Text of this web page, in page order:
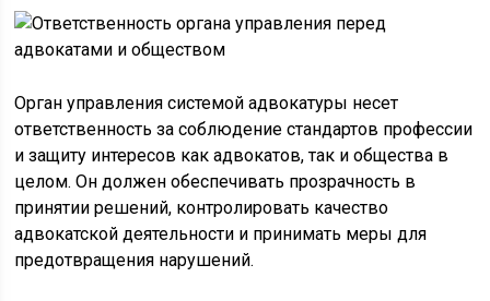
Орган управления системой адвокатуры несет
ответственность за соблюдение стандартов профессии
и защиту интересов как адвокатов, так и общества в
целом. Он должен обеспечивать прозрачность в
принятии решений, контролировать качество
адвокатской деятельности и принимать меры для
предотвращения нарушений.